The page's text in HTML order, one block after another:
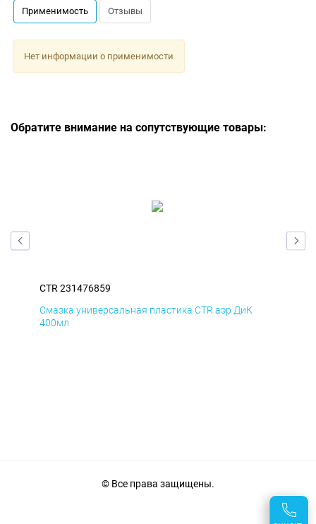
Применимость Отзывы
Нет информации о применимости
Обратите внимание на сопутствующие товары:
CTR 231476859
Смазка универсальная пластика CTR аэр ДиК
400мл
© Все права защищены.